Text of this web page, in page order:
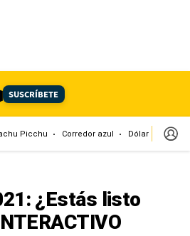
SUSCRÍBETE
Picchu Corredor azul Dólar
¿Estás listo